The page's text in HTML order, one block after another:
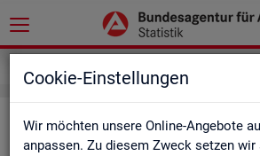
Cookie-Einstellungen
Wir möchten unsere Online-Angebote
anpassen. Zu diesem Zweck setzen wir
Ser­vice